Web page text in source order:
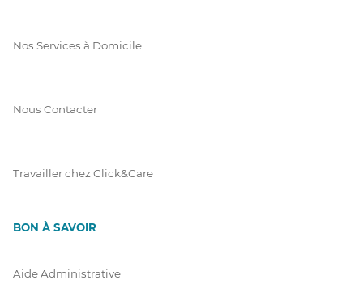
Nos Services à Domicile
Nous Contacter
Travailler chez Click&Care
BON À SAVOIR
Aide Administrative